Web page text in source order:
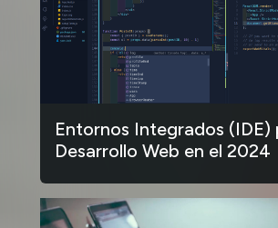
Entornos Integrados (IDE)
Desarrollo Web en el 2024